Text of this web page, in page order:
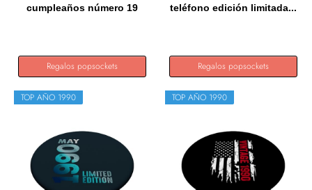
cumpleaños número 19
Regalos popsockets
teléfono edición limitada...
Regalos popsockets
TOP AÑO 1990 TOP AÑO 1990